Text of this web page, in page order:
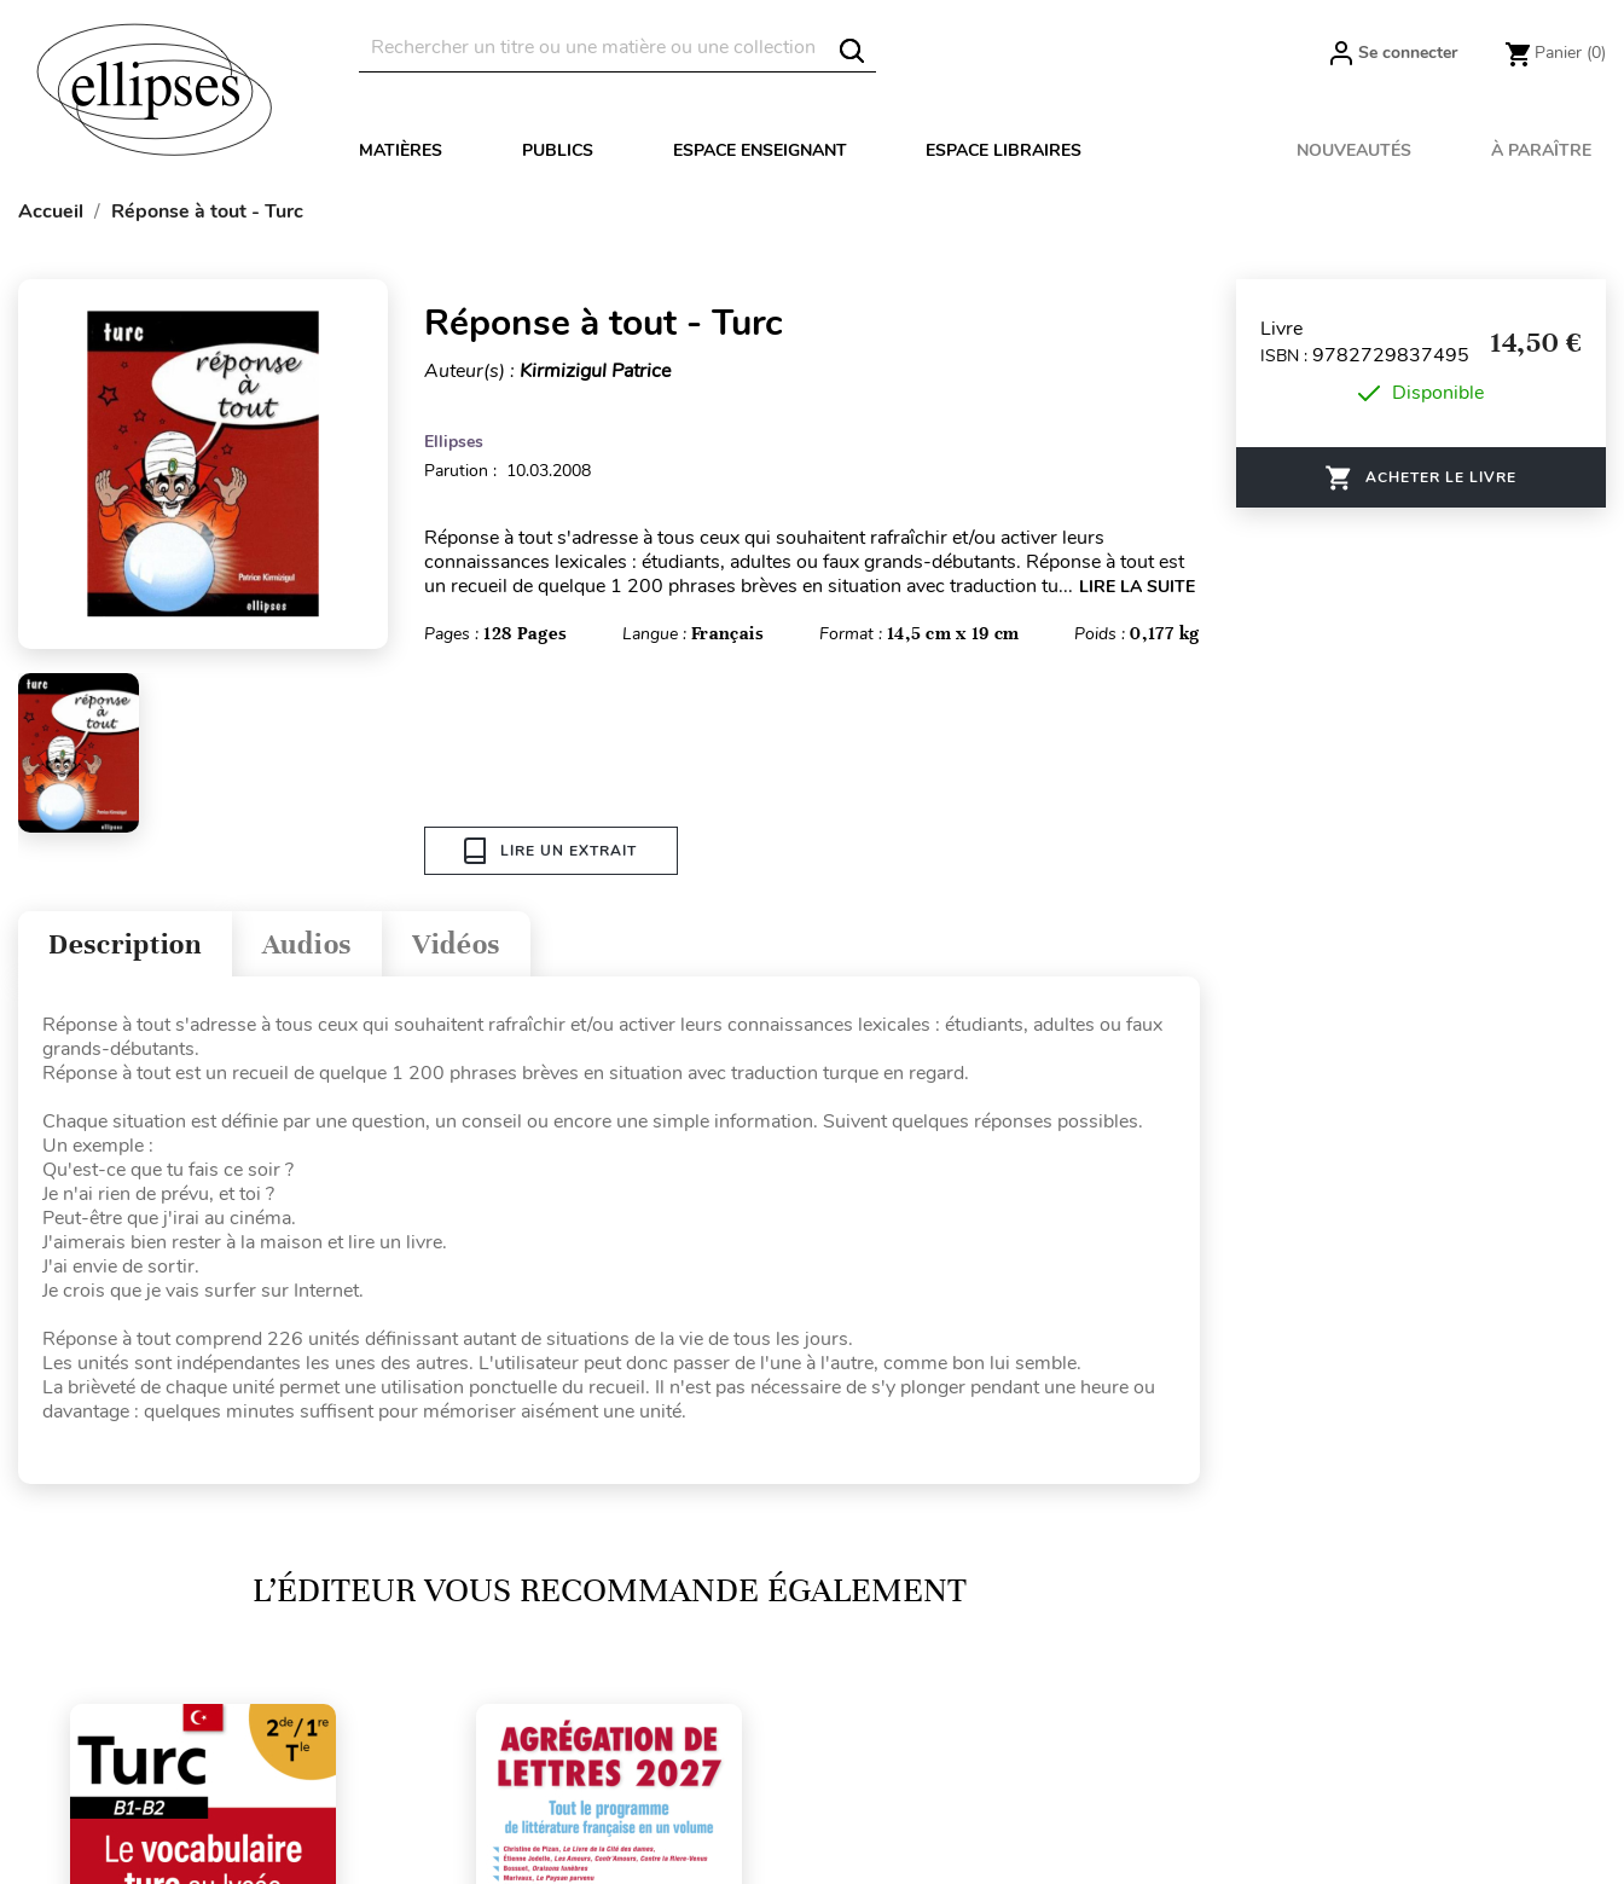
Se connecter Panier (0)
MATIÈRES PUBLICS ESPACE ENSEIGNANT ESPACE LIBRAIRES NOUVEAUTÉS À PARAÎTRE
Accueil Réponse à tout - Turc
Réponse à tout - Turc
Auteur(s) : Kirmizigul Patrice
Ellipses
Parution : 10.03.2008
Réponse à tout s'adresse à tous ceux qui souhaitent rafraîchir et/ou activer leurs
connaissances lexicales : étudiants, adultes ou faux grands-débutants. Réponse à tout est
un recueil de quelque 1 200 phrases brèves en situation avec traduction tu... LIRE LA SUITE
Pages : 128 Pages Langue : Français Format : 14,5 cm x 19 cm Poids :0,177 kg
LIRE UN EXTRAIT
Vidéos
Audios
Description
Réponse à tout s'adresse à tous ceux qui souhaitent rafraîchir et/ou activer leurs connaissances lexicales : étudiants, adultes ou faux
grands-débutants.
Réponse à tout est un recueil de quelque 1 200 phrases brèves en situation avec traduction turque en regard.
Chaque situation est définie par une question, un conseil ou encore une simple information. Suivent quelques réponses possibles.
Un exemple :
Qu'est-ce que tu fais ce soir ?
Je n'ai rien de prévu, et toi ?
Peut-être que j'irai au cinéma.
J'aimerais bien rester à la maison et lire un livre.
J'ai envie de sortir.
Je crois que je vais surfer sur Internet.
Réponse à tout comprend 226 unités définissant autant de situations de la vie de tous les jours.
Les unités sont indépendantes les unes des autres. L'utilisateur peut donc passer de l'une à l'autre, comme bon lui semble.
La brièveté de chaque unité permet une utilisation ponctuelle du recueil. Il n'est pas nécessaire de s'y plonger pendant une heure ou
davantage : quelques minutes suffisent pour mémoriser aisément une unité.
L’ÉDITEUR VOUS RECOMMANDE ÉGALEMENT
Livre
ISBN : 9782729837495 14,50 €
Disponible
ACHETER LE LIVRE